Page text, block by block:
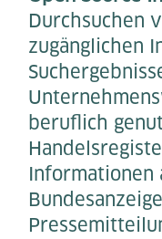
Durchsuchen
zugänglichen
beruflich
Informationen